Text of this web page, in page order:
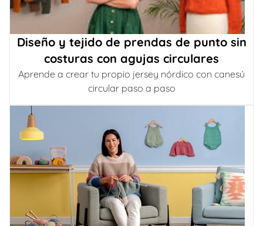
Diseño y tejido de prendas de punto sin
costuras con agujas circulares
Aprende a crear tu propio jersey nórdico con canesú
circular paso a paso